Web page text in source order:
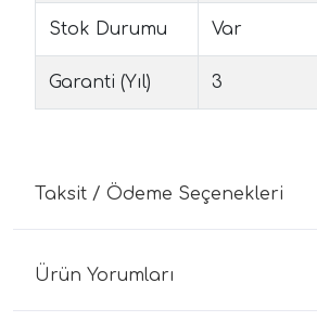
Stok Durumu Var
Garanti (Yıl) 3
Taksit / Ödeme Seçenekleri
Ürün Yorumları